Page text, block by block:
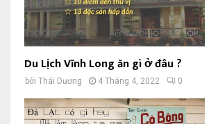
Du Lịch Vĩnh Long ăn gì ở đâu ?
bởi Thái Dương 4 Tháng 4, 2022 0